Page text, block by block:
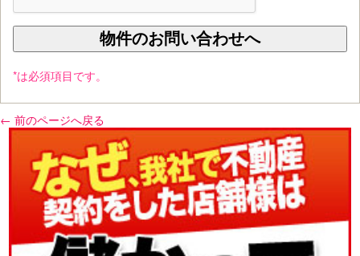
*は必須項目です。
← 前のページへ戻る